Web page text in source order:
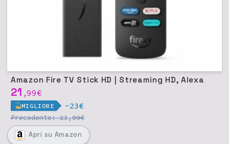
Amazon Fire TV Stick HD | Streaming HD, Alexa
21 ,99€
MIGLIORE -23€
Precedente:23,99€
Apri su Amazon